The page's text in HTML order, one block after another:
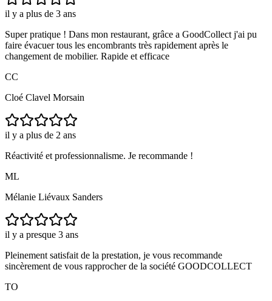
il y a plus de 3 ans
Super pratique ! Dans mon restaurant, grâce a GoodCollect j'ai pu
faire évacuer tous les encombrants très rapidement après le
changement de mobilier. Rapide et efficace
CC
Cloé Clavel Morsain
il y a plus de 2 ans
Réactivité et professionnalisme. Je recommande !
ML
Mélanie Liévaux Sanders
il y a presque 3 ans
Pleinement satisfait de la prestation, je vous recommande
sincèrement de vous rapprocher de la société GOODCOLLECT
TO